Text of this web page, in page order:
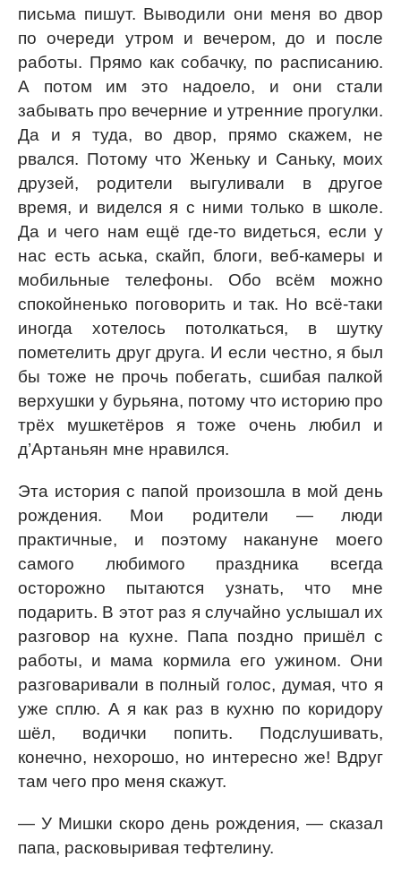
письма пишут. Выводили они меня во двор
по очереди утром и вечером, до и после
работы. Прямо как собачку, по расписанию.
А потом им это надоело, и они стали
забывать про вечерние и утренние прогулки.
Да и я туда, во двор, прямо скажем, не
рвался. Потому что Женьку и Саньку, моих
друзей, родители выгуливали в другое
время, и виделся я с ними только в школе.
Да и чего нам ещё где-то видеться, если у
нас есть аська, скайп, блоги, веб-камеры и
мобильные телефоны. Обо всём можно
спокойненько поговорить и так. Но всё-таки
иногда хотелось потолкаться, в шутку
пометелить друг друга. И если честно, я был
бы тоже не прочь побегать, сшибая палкой
верхушки у бурьяна, потому что историю про
трёх мушкетёров я тоже очень любил и
д’Артаньян мне нравился.
Эта история с папой произошла в мой день
рождения. Мои родители — люди
практичные, и поэтому накануне моего
самого любимого праздника всегда
осторожно пытаются узнать, что мне
подарить. В этот раз я случайно услышал их
разговор на кухне. Папа поздно пришёл с
работы, и мама кормила его ужином. Они
разговаривали в полный голос, думая, что я
уже сплю. А я как раз в кухню по коридору
шёл, водички попить. Подслушивать,
конечно, нехорошо, но интересно же! Вдруг
там чего про меня скажут.
— У Мишки скоро день рождения, — сказал
папа, расковыривая тефтелину.